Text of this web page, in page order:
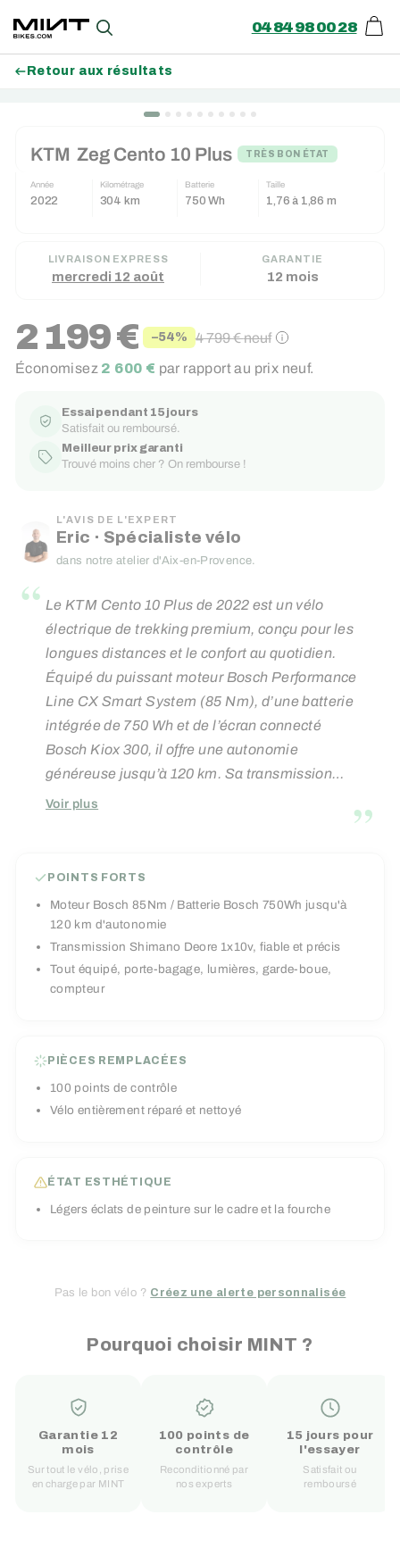
contenu
Recherche 04 84 98 00 28
Retour aux résultats
KTM Zeg Cento 10 Plus TRÈS BON ÉTAT
Année
2022
Kilométrage
304 km
Batterie
750 Wh
Taille
1,76 à 1,86 m
LIVRAISON EXPRESS
mercredi 12 août
GARANTIE
12 mois
Prix
réduit
2 199 € −54%
Prix
régulier
4 799 €neuf
Économisez 2 600 € par rapport au prix neuf.
Essai pendant 15 jours
Satisfait ou remboursé.
Meilleur prix garanti
Trouvé moins cher ? On rembourse !
L'AVIS DE L'EXPERT
Eric · Spécialiste vélo
dans notre atelier d'Aix-en-Provence.
“ Le KTM Cento 10 Plus de 2022 est un vélo
électrique de trekking premium, conçu pour les
longues distances et le confort au quotidien.
Équipé du puissant moteur Bosch Performance
Line CX Smart System (85 Nm), d’une batterie
intégrée de 750 Wh et de l’écran connecté
Bosch Kiox 300, il offre une autonomie
généreuse jusqu’à 120 km. Sa transmission
Shimano Deore 10 vitesses, sa fourche
confort sur tous types de trajets. Idéal pour les
et amateurs de technologie e-bike haut de
gamme.
Voir plus ”
POINTS FORTS
Moteur Bosch 85Nm / Batterie Bosch 750Wh jusqu'à
120 km d'autonomie
Transmission Shimano Deore 1x10v, fiable et précis
Tout équipé, porte-bagage, lumières, garde-boue,
compteur
PIÈCES REMPLACÉES
100 points de contrôle
Vélo entièrement réparé et nettoyé
ÉTAT ESTHÉTIQUE
Légers éclats de peinture sur le cadre et la fourche
Pas le bon vélo ? Créez une alerte personnalisée
Pourquoi choisir MINT ?
Garantie 12
mois
Sur tout le vélo, prise
en charge par MINT
100 points de
contrôle
Reconditionné par
nos experts
15 jours pour
l'essayer
Satisfait ou
remboursé